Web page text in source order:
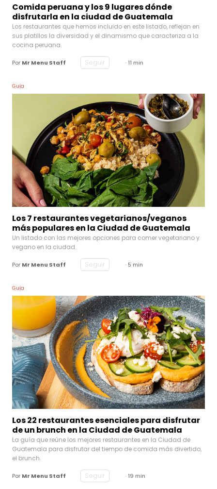
Comida peruana y los 9 lugares dónde
disfrutarla en la ciudad de Guatemala
Los restaurantes que hemos incluido en este listado, reflejan en
sus platillos la diversidad y el dinamismo que caracteriza a la
cocina peruana.
Por Mr Menu Staff Seguir · 11 min
Guía
Los 7 restaurantes vegetarianos/veganos
más populares en la Ciudad de Guatemala
Un listado con las mejores opciones para comer vegetariano y
vegano en la ciudad.
Por Mr Menu Staff Seguir · 5 min
Guía
Los 22 restaurantes esenciales para disfrutar
de un brunch en la Ciudad de Guatemala
La guía que reúne los mejores restaurantes en la Ciudad de
Guatemala para disfrutar del tiempo de comida más divertido,
el brunch.
Por Mr Menu Staff Seguir · 19 min